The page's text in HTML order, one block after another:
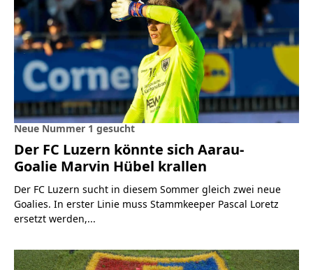
Neue Nummer 1 gesucht
Der FC Luzern könnte sich Aarau-
Goalie Marvin Hübel krallen
Der FC Luzern sucht in diesem Sommer gleich zwei neue
Goalies. In erster Linie muss Stammkeeper Pascal Loretz
ersetzt werden,...